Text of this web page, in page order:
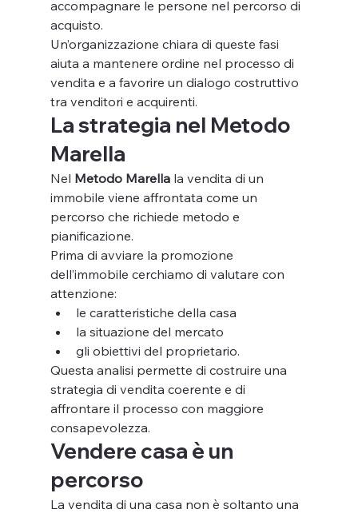
accompagnare le persone nel percorso di
acquisto.
Un’organizzazione chiara di queste fasi
aiuta a mantenere ordine nel processo di
vendita e a favorire un dialogo costruttivo
tra venditori e acquirenti.
La strategia nel Metodo
Marella
Nel Metodo Marella la vendita di un
immobile viene affrontata come un
percorso che richiede metodo e
pianificazione.
Prima di avviare la promozione
dell’immobile cerchiamo di valutare con
attenzione:
le caratteristiche della casa
la situazione del mercato
gli obiettivi del proprietario.
Questa analisi permette di costruire una
strategia di vendita coerente e di
affrontare il processo con maggiore
consapevolezza.
Vendere casa è un
percorso
La vendita di una casa non è soltanto una